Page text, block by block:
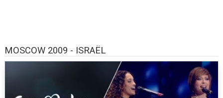
MOSCOW 2009 - ISRAËL